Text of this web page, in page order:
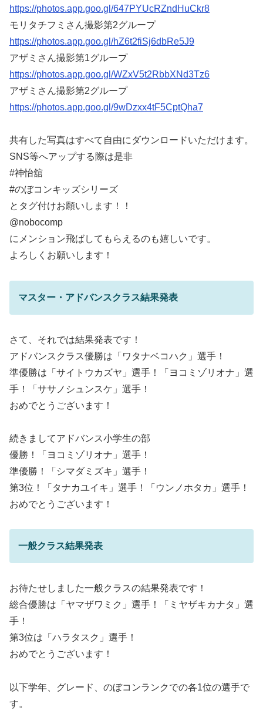
https://photos.app.goo.gl/647PYUcRZndHuCkr8
モリタチフミさん撮影第2グループ
https://photos.app.goo.gl/hZ6t2fiSj6dbRe5J9
アザミさん撮影第1グループ
https://photos.app.goo.gl/WZxV5t2RbbXNd3Tz6
アザミさん撮影第2グループ
https://photos.app.goo.gl/9wDzxx4tF5CptQha7
共有した写真はすべて自由にダウンロードいただけます。
SNS等へアップする際は是非
#神怡舘
#のぼコンキッズシリーズ
とタグ付けお願いします！！
@nobocomp
にメンション飛ばしてもらえるのも嬉しいです。
よろしくお願いします！
マスター・アドバンスクラス結果発表
さて、それでは結果発表です！
アドバンスクラス優勝は「ワタナベコハク」選手！
準優勝は「サイトウカズヤ」選手！「ヨコミゾリオナ」選
手！「ササノシュンスケ」選手！
おめでとうございます！
続きましてアドバンス小学生の部
優勝！「ヨコミゾリオナ」選手！
準優勝！「シマダミズキ」選手！
第3位！「タナカユイキ」選手！「ウンノホタカ」選手！
おめでとうございます！
一般クラス結果発表
お待たせしました一般クラスの結果発表です！
総合優勝は「ヤマザワミク」選手！「ミヤザキカナタ」選
手！
第3位は「ハラタスク」選手！
おめでとうございます！
以下学年、グレード、のぼコンランクでの各1位の選手で
す。